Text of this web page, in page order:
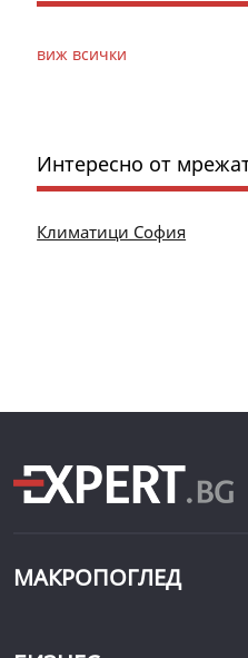
виж всички
Интересно от
Климатици София
МАКРОПОГЛЕД